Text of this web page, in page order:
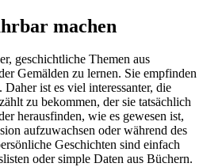
machen
geschichtliche Themen aus
Gemälden zu lernen. Sie empfinden
ist es viel interessanter, die
zu bekommen, der sie tatsächlich
herausfinden, wie es gewesen ist,
aufzuwachsen oder während des
Geschichten sind einfach
oder simple Daten aus Büchern.